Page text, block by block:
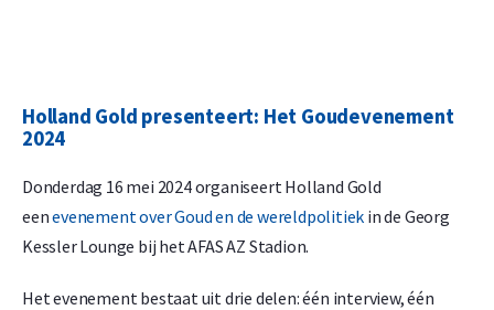
Holland Gold presenteert: Het Goudevenement
2024
Donderdag 16 mei 2024 organiseert Holland Gold
eenevenement over Goud en de wereldpolitiek in de Georg
Kessler Lounge bij het AFAS AZ Stadion.
Het evenement bestaat uit drie delen: één interview, één